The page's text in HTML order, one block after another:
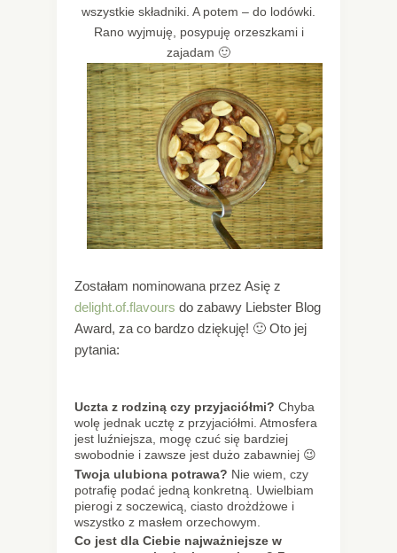
wszystkie składniki. A potem – do lodówki.
Rano wyjmuję, posypuję orzeszkami i
zajadam 🙂
Zostałam nominowana przez Asię z
delight.of.flavours do zabawy Liebster Blog
Award, za co bardzo dziękuję! 🙂 Oto jej
pytania:
Uczta z rodziną czy przyjaciółmi? Chyba
wolę jednak ucztę z przyjaciółmi. Atmosfera
jest luźniejsza, mogę czuć się bardziej
swobodnie i zawsze jest dużo zabawniej 😉
Twoja ulubiona potrawa? Nie wiem, czy
potrafię podać jedną konkretną. Uwielbiam
pierogi z soczewicą, ciasto drożdżowe i
wszystko z masłem orzechowym.
Co jest dla Ciebie najważniejsze w